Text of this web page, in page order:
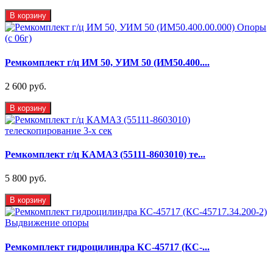
В корзину
Ремкомплект г/ц ИМ 50, УИМ 50 (ИМ50.400....
2 600 руб.
В корзину
Ремкомплект г/ц КАМАЗ (55111-8603010) те...
5 800 руб.
В корзину
Ремкомплект гидроцилиндра КС-45717 (КС-...